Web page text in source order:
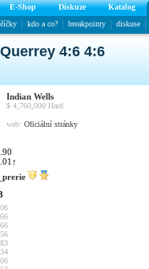
E-Shop Diskuze Katalog
kdo a co? breakpointy diskuse
4:6 4:6
Indian Wells
$ 4,760,000 Hard
web: Oficiální stránky
↑